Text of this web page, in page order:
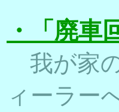
・「廃車
我が家
ィーラー